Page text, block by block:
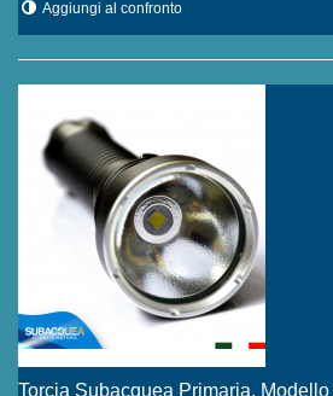
Aggiungi al confronto
Torcia Subacquea Primaria,